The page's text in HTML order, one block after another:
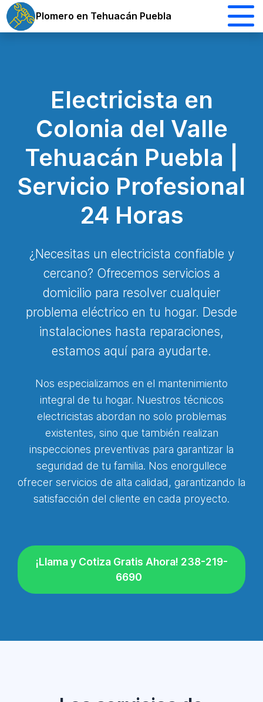
Plomero en Tehuacán Puebla
Electricista en
Colonia del Valle
Tehuacán Puebla |
Servicio Profesional
24 Horas
¿Necesitas un electricista confiable y
cercano? Ofrecemos servicios a
domicilio para resolver cualquier
problema eléctrico en tu hogar. Desde
instalaciones hasta reparaciones,
estamos aquí para ayudarte.
Nos especializamos en el mantenimiento
integral de tu hogar. Nuestros técnicos
electricistas abordan no solo problemas
existentes, sino que también realizan
inspecciones preventivas para garantizar la
seguridad de tu familia. Nos enorgullece
ofrecer servicios de alta calidad, garantizando la
satisfacción del cliente en cada proyecto.
¡Llama y Cotiza Gratis Ahora! 238-219-
6690